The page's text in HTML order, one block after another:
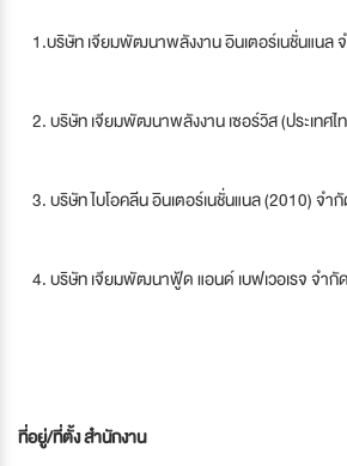
1.บริษัท เจียมพัฒนาพลังงาน อินเตอร์เนชั่นแนล
2. บริษัท เจียมพัฒนาพลังงาน เซอร์วิส (ประเทศไ
3. บริษัท ไบโอคลีน อินเตอร์เนชั่นแนล (2010) จำ
4. บริษัท เจียมพัฒนาฟู้ด แอนด์ เบฟเวอเรจ จำกัด
ที่อยู่/ที่ตั้ง สำนักงาน